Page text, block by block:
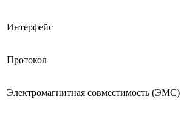
Интерфейс
Протокол
Электромагнитная совместимость (ЭМС)